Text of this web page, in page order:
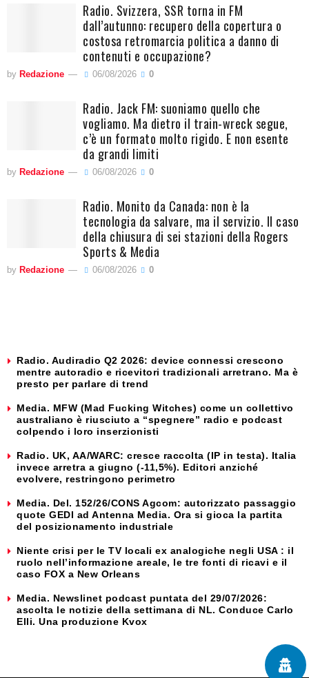
Radio. Svizzera, SSR torna in FM
dall’autunno: recupero della copertura o
costosa retromarcia politica a danno di
contenuti e occupazione?
by Redazione 06/08/2026 0
Radio. Jack FM: suoniamo quello che
vogliamo. Ma dietro il train-wreck segue,
c’è un formato molto rigido. E non esente
da grandi limiti
by Redazione 06/08/2026 0
Radio. Monito da Canada: non è la
tecnologia da salvare, ma il servizio. Il caso
della chiusura di sei stazioni della Rogers
Sports & Media
by Redazione 06/08/2026 0
Radio. Audiradio Q2 2026: device connessi crescono
mentre autoradio e ricevitori tradizionali arretrano. Ma è
presto per parlare di trend
Media. MFW (Mad Fucking Witches) come un collettivo
australiano è riusciuto a “spegnere” radio e podcast
colpendo i loro inserzionisti
Radio. UK, AA/WARC: cresce raccolta (IP in testa). Italia
invece arretra a giugno (-11,5%). Editori anziché
evolvere, restringono perimetro
Media. Del. 152/26/CONS Agcom: autorizzato passaggio
quote GEDI ad Antenna Media. Ora si gioca la partita
del posizionamento industriale
Niente crisi per le TV locali ex analogiche negli USA : il
ruolo nell’informazione areale, le tre fonti di ricavi e il
caso FOX a New Orleans
Media. Newslinet podcast puntata del 29/07/2026:
ascolta le notizie della settimana di NL. Conduce Carlo
Elli. Una produzione Kvox